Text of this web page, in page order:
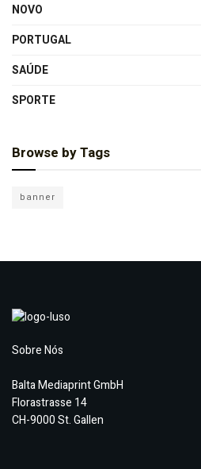
NOVO
PORTUGAL
SAÚDE
SPORTE
Browse by Tags
banner
Sobre Nós
Balta Mediaprint GmbH
Florastrasse 14
CH-9000 St. Gallen